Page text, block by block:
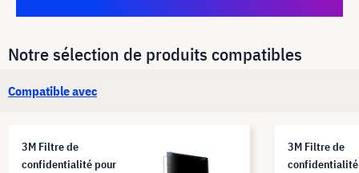
Notre sélection de produits compatibles
Compatible avec
3M Filtre de
confidentialité pour
3M Filtre de